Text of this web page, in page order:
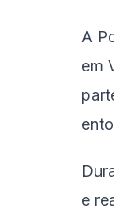
A
em
e